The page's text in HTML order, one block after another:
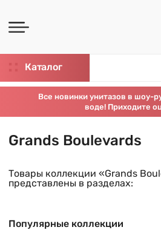
Каталог
Все новинки унитазов в шоу-
воде! Приходите
Grands Boulevards
Товары коллекции «Grands
представлены в разделах:
Популярные коллекции